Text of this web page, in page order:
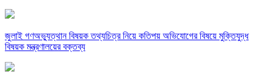
জুলাই গণঅভ্যুত্থান বিষয়ক তথ্যচিত্র নিয়ে কতিপয় অভিযোগের বিষয়ে মুক্তিযুদ্ধ
বিষয়ক মন্ত্রণালয়ের বক্তব্য